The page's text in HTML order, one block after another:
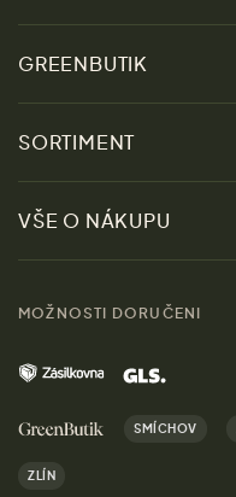
GREENBUTIK
Udržitelnost
Obchody
Kontakt
Kariéra
Značky
SORTIMENT
Slevy
Ženy
Muži
Domov
Dárky
VŠE O NÁKUPU
Výhody nákupu u nás
MOŽNOSTI DORUČENI
SMÍCHOV
ZLÍN